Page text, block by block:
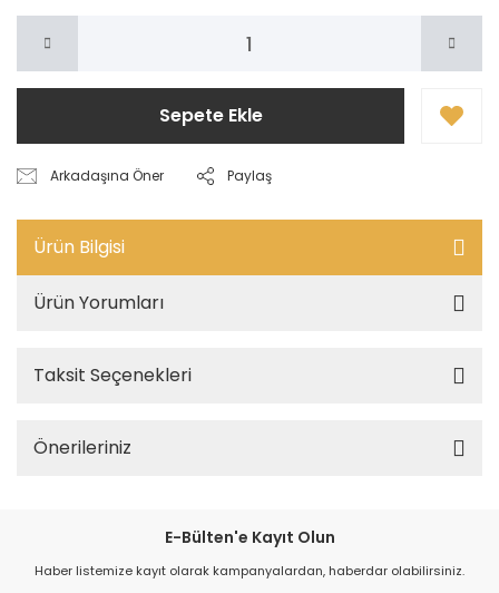
Sepete Ekle
Arkadaşına Öner Paylaş
Ürün Bilgisi
Ürün Yorumları
Taksit Seçenekleri
Önerileriniz
E-Bülten'e Kayıt Olun
Haber listemize kayıt olarak kampanyalardan, haberdar olabilirsiniz.